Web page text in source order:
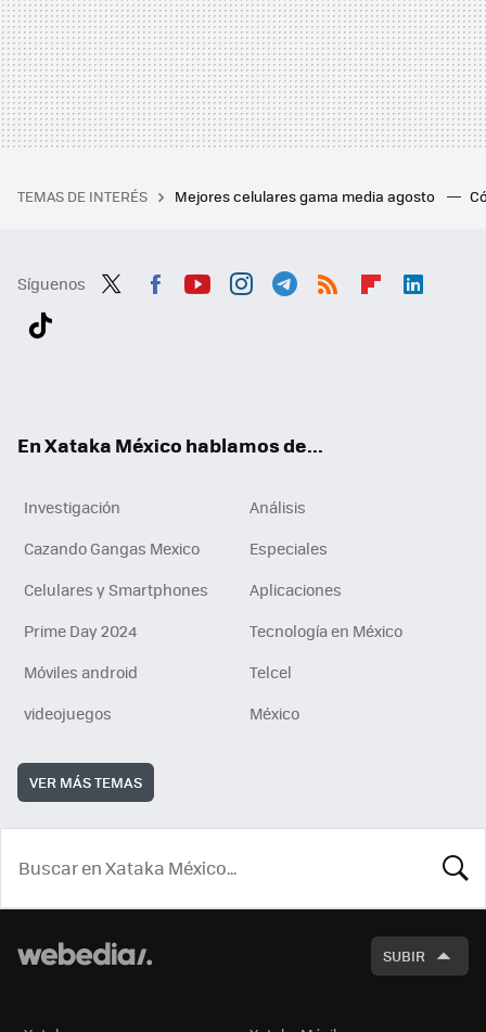
TEMAS DE INTERÉS Mejores celulares gama media agosto
Síguenos
En Xataka México hablamos de...
Investigación
Análisis
Cazando Gangas Mexico
Especiales
Celulares y Smartphones
Aplicaciones
Prime Day 2024
Tecnología en México
Móviles android
Telcel
videojuegos
México
VER MÁS TEMAS
SUBIR